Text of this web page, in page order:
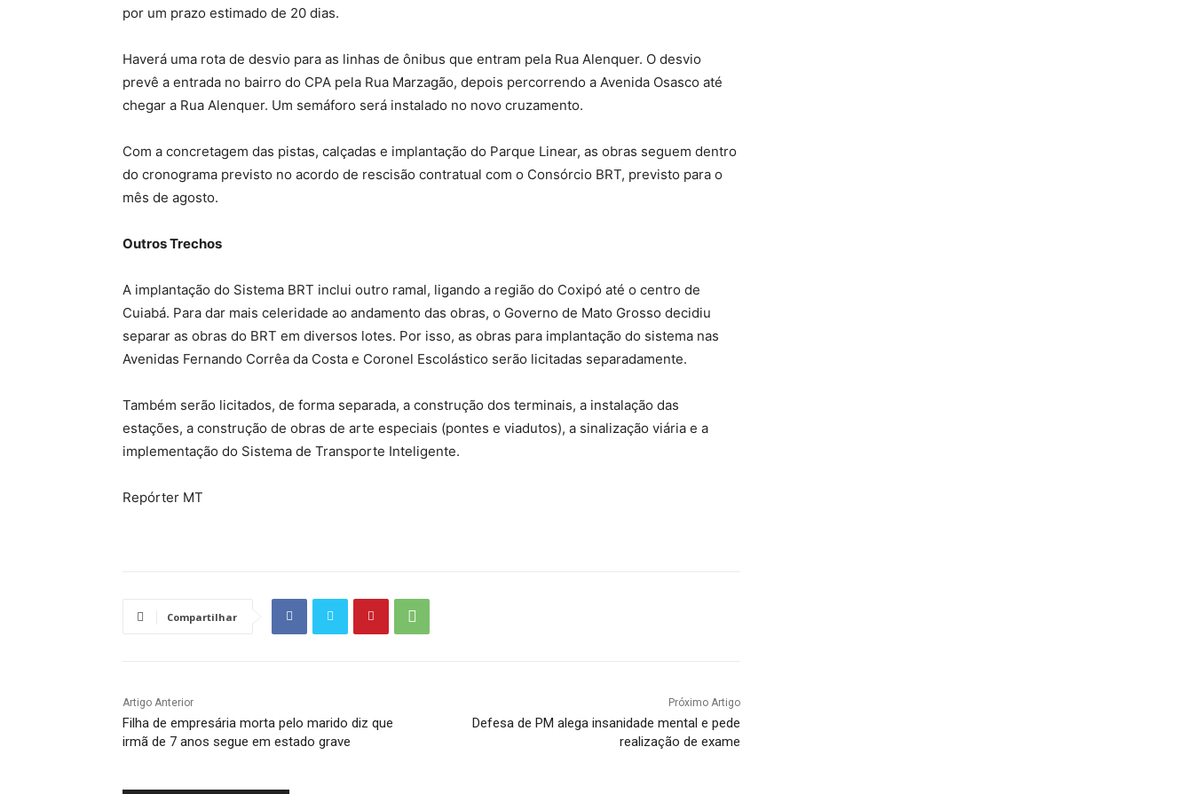
por um prazo estimado de 20 dias.
Haverá uma rota de desvio para as linhas de ônibus que entram pela Rua Alenquer. O desvio
prevê a entrada no bairro do CPA pela Rua Marzagão, depois percorrendo a Avenida Osasco até
chegar a Rua Alenquer. Um semáforo será instalado no novo cruzamento.
Com a concretagem das pistas, calçadas e implantação do Parque Linear, as obras seguem dentro
do cronograma previsto no acordo de rescisão contratual com o Consórcio BRT, previsto para o
mês de agosto.
Outros Trechos
A implantação do Sistema BRT inclui outro ramal, ligando a região do Coxipó até o centro de
Cuiabá. Para dar mais celeridade ao andamento das obras, o Governo de Mato Grosso decidiu
separar as obras do BRT em diversos lotes. Por isso, as obras para implantação do sistema nas
Avenidas Fernando Corrêa da Costa e Coronel Escolástico serão licitadas separadamente.
Também serão licitados, de forma separada, a construção dos terminais, a instalação das
estações, a construção de obras de arte especiais (pontes e viadutos), a sinalização viária e a
implementação do Sistema de Transporte Inteligente.
Repórter MT
Compartilhar
Artigo Anterior
Filha de empresária morta pelo marido diz que
irmã de 7 anos segue em estado grave
Próximo Artigo
Defesa de PM alega insanidade mental e pede
realização de exame